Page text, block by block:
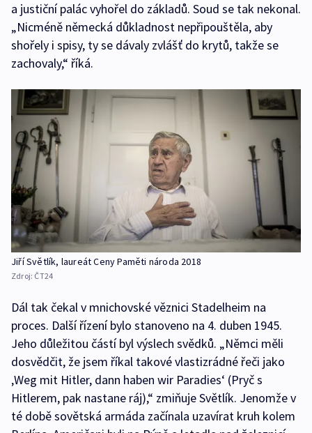
a justiční palác vyhořel do základů. Soud se tak nekonal.
„Nicméně německá důkladnost nepřipouštěla, aby
shořely i spisy, ty se dávaly zvlášť do krytů, takže se
zachovaly,“ říká.
Jiří Světlík, laureát Ceny Paměti národa 2018
Zdroj: ČT24
Dál tak čekal v mnichovské věznici Stadelheim na
proces. Další řízení bylo stanoveno na 4. duben 1945.
Jeho důležitou částí byl výslech svědků. „Němci měli
dosvědčit, že jsem říkal takové vlastizrádné řeči jako
‚Weg mit Hitler, dann haben wir Paradies‘ (Pryč s
Hitlerem, pak nastane ráj),“ zmiňuje Světlík. Jenomže v
té době sovětská armáda začínala uzavírat kruh kolem